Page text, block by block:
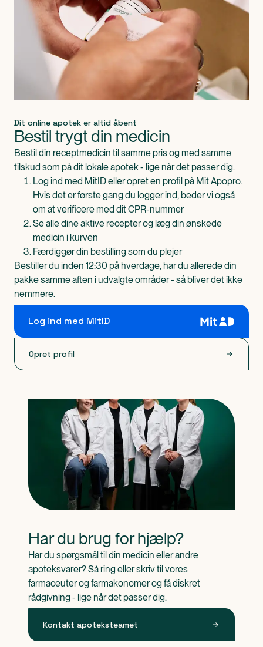
Dit online apotek er altid åbent
Bestil trygt din medicin
Bestil din receptmedicin til samme pris og med samme
tilskud som på dit lokale apotek - lige når det passer dig.
Log ind med MitID eller opret en profil på Mit Apopro.
Hvis det er første gang du logger ind, beder vi også
om at verificere med dit CPR-nummer
Se alle dine aktive recepter og læg din ønskede
medicin i kurven
Færdiggør din bestilling som du plejer
Bestiller du inden 12:30 på hverdage, har du allerede din
pakke samme aften i udvalgte områder - så bliver det ikke
nemmere.
Log ind med MitID
Opret profil
Har du brug for hjælp?
Har du spørgsmål til din medicin eller andre
apoteksvarer? Så ring eller skriv til vores
farmaceuter og farmakonomer og få diskret
rådgivning - lige når det passer dig.
Kontakt apoteksteamet